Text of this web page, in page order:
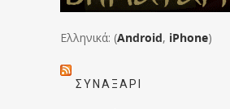
Ελληνικά: (Android, iPhone)
ΣΥΝΑΞΆΡΙ